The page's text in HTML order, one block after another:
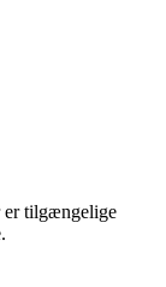
er tilgængelige